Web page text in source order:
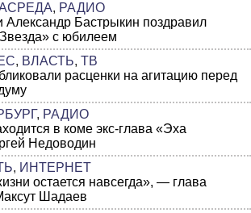
, РАДИО
Александр Бастрыкин поздравил
с юбилеем
, ВЛАСТЬ, ТВ
расценки на агитацию перед
, РАДИО
в коме экс-глава «Эха
Недоводин
, ИНТЕРНЕТ
остается навсегда», — глава
Шадаев